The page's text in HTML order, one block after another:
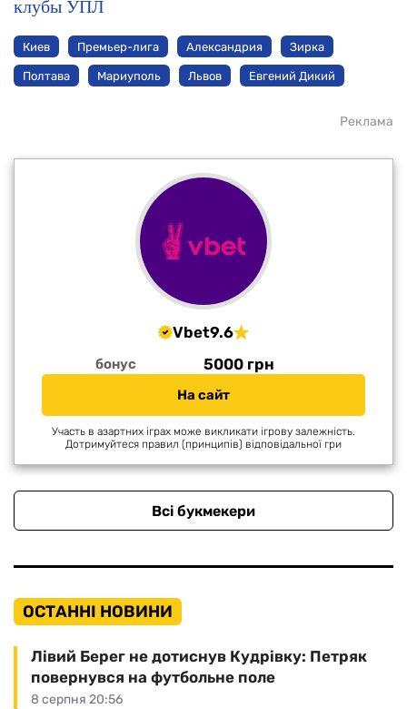
клубы УПЛ
Киев Премьер-лига Александрия Зирка
Полтава Мариуполь Львов Евгений Дикий
Реклама
Vbet9.6
бонус 5000 грн
На сайт
Участь в азартних іграх може викликати ігрову залежність.
Дотримуйтеся правил (принципів) відповідальної гри
Всі букмекери
ОСТАННІ НОВИНИ
8 серпня 20:56
Лівий Берег не дотиснув Кудрівку: Петряк
повернувся на футбольне поле